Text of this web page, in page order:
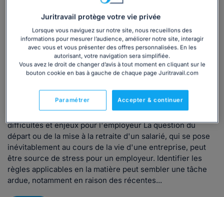
Droit du travail
Rupture du contrat de travail Départ à la retraite
Gérer le départ et la mise à la retraite du
salarié : maîtrisez vos obligations et les
formalités
Demande de départ ou mise à la retraite d'un salarié :
difficultés et enjeux pour l'employeur La question du
départ ou de la mise à la retraite d'un salarié, qui se pose
inévitablement au cours de la vie d'une entreprise, peut
être source de stress pour un employeur. Identifier les
règles applicables en la matière peut sembler une tâche
ardue, notamment en raison des récentes...
Juritravail protège votre vie privée
Lorsque vous naviguez sur notre site, nous recueillons des
informations pour mesurer l’audience, améliorer notre site, interagir
avec vous et vous présenter des offres personnalisées. En les
autorisant, votre navigation sera simplifiée.
Vous avez le droit de changer d’avis à tout moment en cliquant sur le
bouton cookie en bas à gauche de chaque page Juritravail.com
Accepter & continuer
Paramétrer